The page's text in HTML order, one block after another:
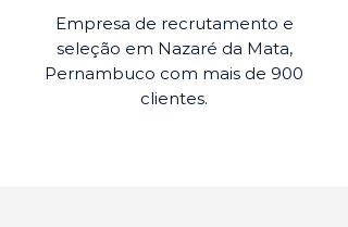
Empresa de recrutamento e
seleção em Nazaré da Mata,
Pernambuco com mais de 900
clientes.